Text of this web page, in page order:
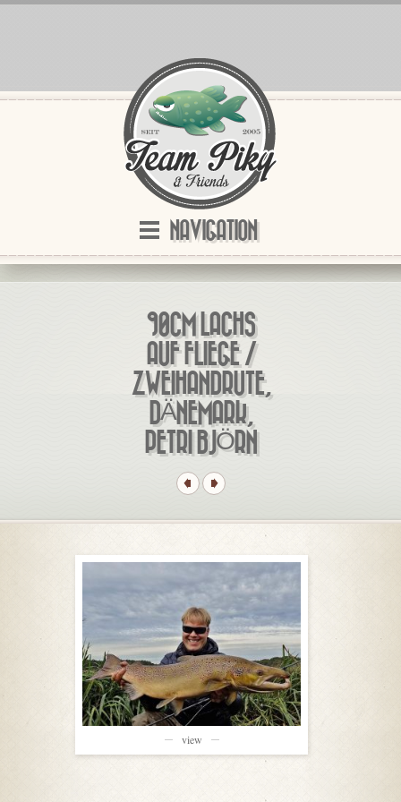
NAVIGATION
90CM LACHS
AUF FLIEGE /
ZWEIHANDRUTE,
DÄNEMARK,
PETRI BJÖRN
view